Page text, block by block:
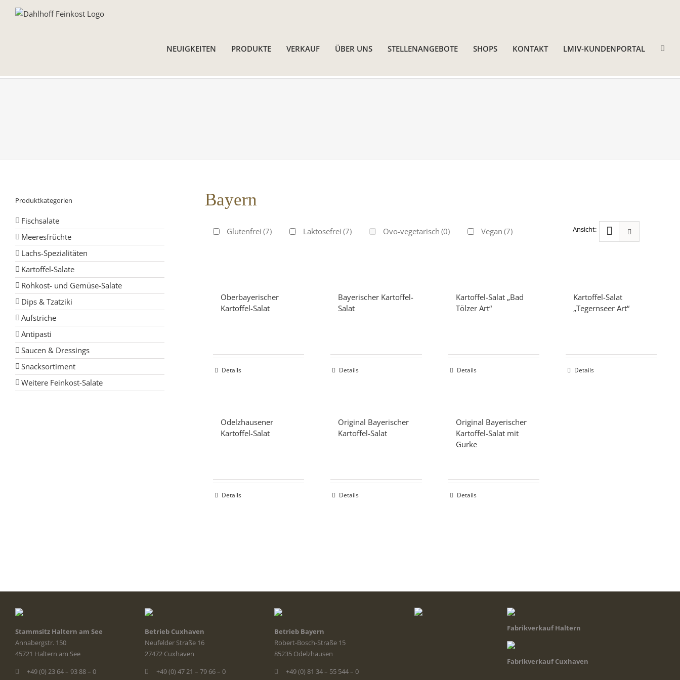
NEUIGKEITEN
PRODUKTE VERKAUF ÜBER UNS STELLENANGEBOTE SHOPS KONTAKT LMIV-KUNDENPORTAL
Bayern
Glutenfrei (7) Laktosefrei (7) Ovo-vegetarisch (0) Vegan (7)
Oberbayerischer
Kartoffel-Salat
Details
Bayerischer Kartoffel-
Salat
Details
Kartoffel-Salat „Bad
Tölzer Art“
Details
Kartoffel-Salat
„Tegernseer Art“
Details
Odelzhausener
Kartoffel-Salat
Details
Original Bayerischer
Kartoffel-Salat
Details
Original Bayerischer
Kartoffel-Salat mit
Gurke
Details
Produktkategorien
Fischsalate
Meeresfrüchte
Lachs-Spezialitäten
Kartoffel-Salate
Rohkost- und Gemüse-Salate
Dips & Tzatziki
Aufstriche
Antipasti
Saucen & Dressings
Snacksortiment
Weitere Feinkost-Salate
Stammsitz Haltern am See
Annabergstr. 150
45721 Haltern am See
+49 (0) 23 64 – 93 88 – 0
Betrieb Cuxhaven
Neufelder Straße 16
27472 Cuxhaven
+49 (0) 47 21 – 79 66 – 0
Betrieb Bayern
Robert-Bosch-Straße 15
85235 Odelzhausen
+49 (0) 81 34 – 55 544 – 0
Fabrikverkauf Haltern
Fabrikverkauf Cuxhaven